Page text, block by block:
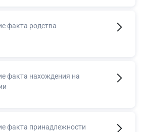
факта родства
факта нахождения на
факта принадлежности